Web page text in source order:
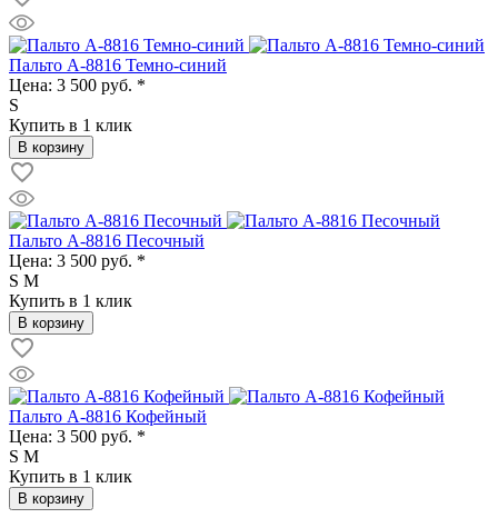
Пальто A-8816 Темно-синий
Цена: 3 500 руб. *
S
Купить в 1 клик
В корзину
Пальто A-8816 Песочный
Цена: 3 500 руб. *
S M
Купить в 1 клик
В корзину
Пальто A-8816 Кофейный
Цена: 3 500 руб. *
S M
Купить в 1 клик
В корзину